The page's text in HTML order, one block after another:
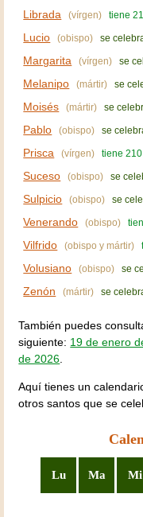
Librada (vírgen) tiene
Lucio (obispo) se
Margarita (vírgen) se
Melanipo (mártir) se
Moisés (mártir) se
Pablo (obispo) se
Prisca (vírgen) tiene
Suceso (obispo) se
Sulpicio (obispo) se
Venerando (obispo)
Vilfrido (obispo y mártir)
Volusiano (obispo) se
Zenón (mártir) se
También puedes
siguiente: 19 de enero
de 2026.
Aquí tienes un
otros santos que se
Lu Ma Mi